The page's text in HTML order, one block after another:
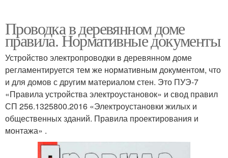
Проводка в деревянном доме
правила. Нормативные документы
Устройство электропроводки в деревянном доме
регламентируется тем же нормативным документом, что
и для домов с другим материалом стен. Это ПУЭ-7
«Правила устройства электроустановок» и свод правил
СП 256.1325800.2016 «Электроустановки жилых и
общественных зданий. Правила проектирования и
монтажа» .